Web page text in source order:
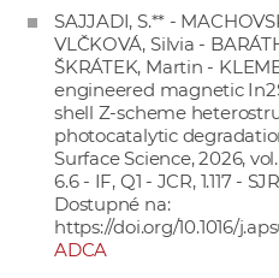
SAJJADI, S.** -
VLČKOVÁ, Silvia -
ŠKRÁTEK, Martin -
engineered magnetic
shell Z-scheme
photocatalytic
Surface Science, 2026,
6.6 - IF, Q1 - JCR, 1.117 -
Dostupné na:
https://doi.org/10.1016/
ADCA